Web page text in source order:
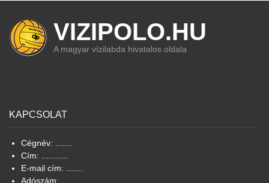
VIZIPOLO.HU
A magyar vízilabda hivatalos oldala
KAPCSOLAT
Cégnév: .......
Cím: ...........
E-mail cím: .......
Adószám: ........